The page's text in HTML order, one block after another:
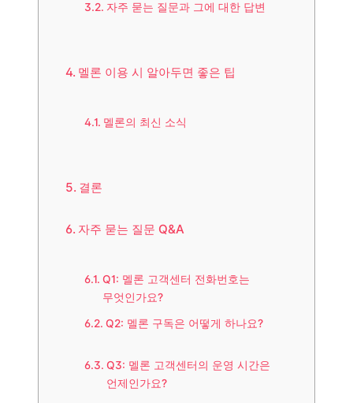
자주 묻는 질문과 그에 대한 답변
멜론 이용 시 알아두면 좋은 팁
멜론의 최신 소식
결론
자주 묻는 질문 Q&A
Q1: 멜론 고객센터 전화번호는
무엇인가요?
Q2: 멜론 구독은 어떻게 하나요?
Q3: 멜론 고객센터의 운영 시간은
언제인가요?